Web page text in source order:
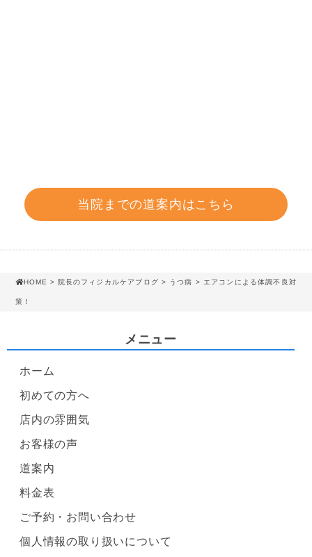
当院までの道案内はこちら
HOME > 院長のフィジカルケアブログ > うつ病 > エアコンによる体調不良対
策！
メニュー
ホーム
初めての方へ
店内の雰囲気
お客様の声
道案内
料金表
ご予約・お問い合わせ
個人情報の取り扱いについて